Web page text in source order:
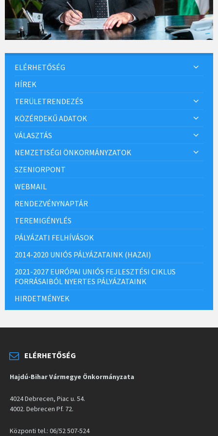
ELÉRHETŐSÉG
HÍREK
TERÜLETRENDEZÉS
KÖZÉRDEKŰ ADATOK
VÁLASZTÁS
NEMZETISÉGI ÖNKORMÁNYZATOK
SZENIORPONT
WEBMAIL
RENDEZVÉNYNAPTÁR
TEREMIGÉNYLÉS
PÁLYÁZATI FELHÍVÁSOK
2014-2020 UNIÓS PÁLYÁZATAINK (HAZAI)
2021-2027 EURÓPAI UNIÓS FEJLESZTÉSI CIKLUS
FORRÁSAIBÓL NYERTES PÁLYÁZATAINK
HIRDETMÉNYEK
ELÉRHETŐSÉG
Hajdú-Bihar Vármegye Önkormányzata
4024 Debrecen, Piac u. 54.
4002. Debrecen Pf. 72.
Központi tel.: 06/52 507-524